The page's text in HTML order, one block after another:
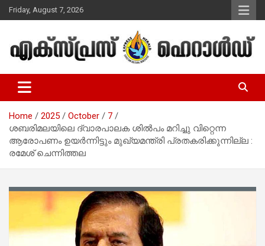
Skip
to
Friday, August 7, 2026
Express Herald – Malayalam
Christian News
Home 2025 October
7
ശബരിമലയിലെ ദ്വാരപാലക ശില്‍പം മറിച്ചു വിറ്റെന്ന
ആരോപണം ഉയര്‍ന്നിട്ടും മുഖ്യമന്ത്രി പ്രതകരിക്കുന്നില്ല :
രമേശ് ചെന്നിത്തല